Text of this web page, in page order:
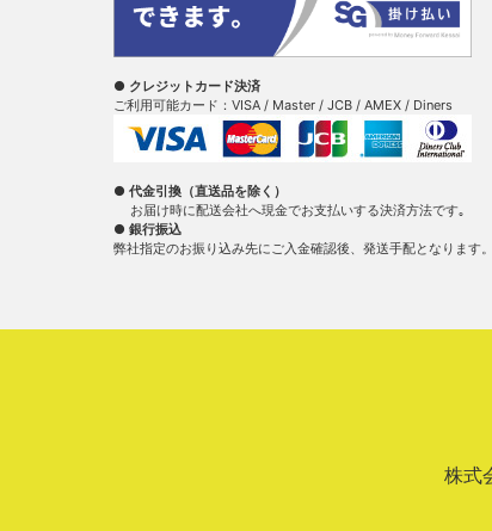
● クレジットカード決済
ご利用可能カード：VISA / Master / JCB / AMEX / Diners
● 代金引換（直送品を除く）
お届け時に配送会社へ現金でお支払いする決済方法です｡
● 銀行振込
弊社指定のお振り込み先にご入金確認後、発送手配となります。
株式